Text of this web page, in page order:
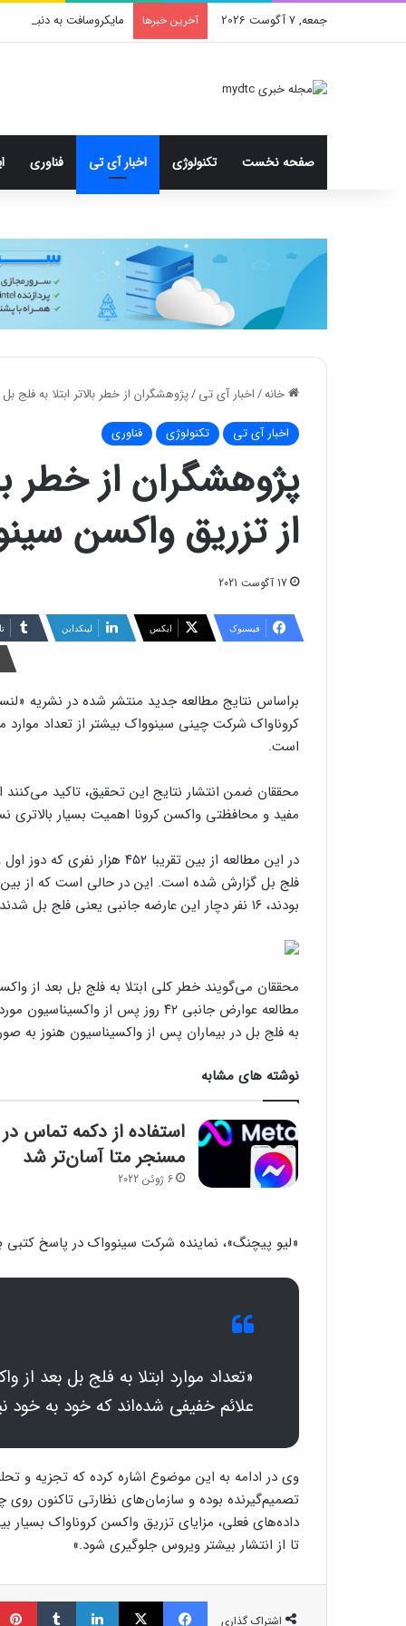
جمعه, 7 آگوست 2026 آخرین خبرها مایکروسافت به دنبال
صفحه نخست تکنولوژی اخبار آی تی فناوری
خانه/اخبار آی تی/پژوهشگران از خطر بالاتر ابتلا به
اخبار آی تی تکنولوژی فناوری
پژوهشگران از خطر
از تزریق واکسن
17 آگوست 2021
فیسبوک ایکس لینکداین
براساس نتایج مطالعه جدید منتشر شده در نشریه
کروناواک شرکت چینی سینوواک بیشتر از تعداد موارد
است.
محققان ضمن انتشار نتایج این تحقیق، تاکید می‌کنند
مفید و محافظتی واکسن کرونا اهمیت بسیار بالاتری
بودند، ۱۶ نفر دچار این عارضه جانبی یعنی فلج بل شدند. این عارضه عضلات صورت را بطور ناگهانی و موقت فلج می‌کند.
محققان می‌گویند خطر کلی ابتلا به فلج بل بعد از
مطالعه عوارض جانبی ۴۲ روز پس از
به فلج بل در بیماران پس از واکسیناسیون هنوز
نوشته های مشابه
استفاده از دکمه تماس در
مسنجر متا آسان‌تر شد
6 ژوئن 2022
«لیو پیچنگ»، ​​نماینده شرکت سینوواک در پاسخ
«تعداد موارد ابتلا به فلج بل بعد از
علائم خفیفی شده‌اند که خود به خود
وی در ادامه به این موضوع اشاره کرده که تجزیه و
تصمیم‌گیرنده بوده و سازمان‌های نظارتی تاکنون
داده‌های فعلی، مزایای تزریق واکسن کروناواک
تا از انتشار بیشتر ویروس جلوگیری شود.»
اشتراک گذاری
فیسبوک ایکس لینکداین تامبلر